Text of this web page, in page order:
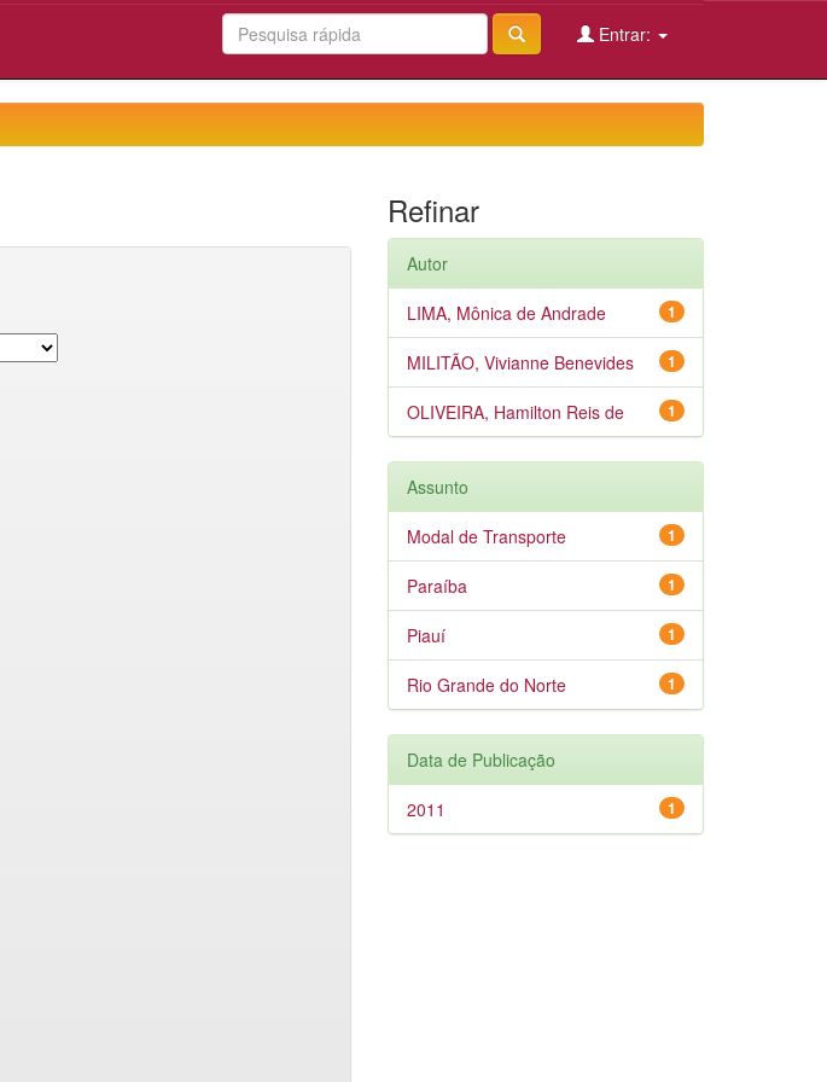
Entrar:
Refinar
Autor
1
LIMA, Mônica de Andrade
1
MILITÃO, Vivianne Benevides
1
OLIVEIRA, Hamilton Reis de
Assunto
1
Modal de Transporte
1
Paraíba
1
Piauí
1
Rio Grande do Norte
Data de Publicação
1
2011